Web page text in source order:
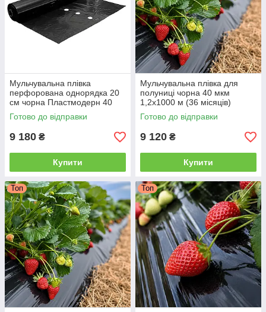
Мульчувальна плівка
перфорована однорядка 20
см чорна Пластмодерн 40
мкм 1х1000 м (24 місяці)
Готово до відправки
9 180 ₴
Купити
Мульчувальна плівка для
полуниці чорна 40 мкм
1,2х1000 м (36 місяців)
Готово до відправки
9 120 ₴
Купити
Топ Топ